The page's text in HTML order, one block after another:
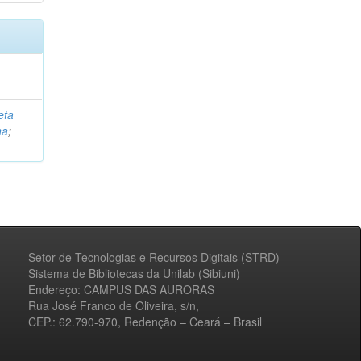
;
Setor de Tecnologias e Recursos Digitais (STRD) -
Sistema de Bibliotecas da Unilab (Sibiuni)
Endereço: CAMPUS DAS AURORAS
Rua José Franco de Oliveira, s/n,
CEP.: 62.790-970, Redenção – Ceará – Brasil